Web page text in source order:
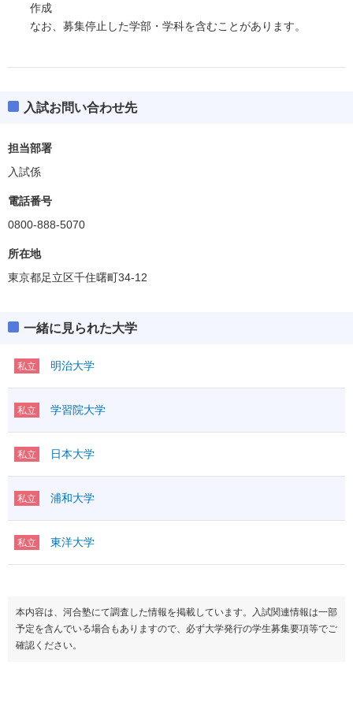
作成
なお、募集停止した学部・学科を含むことがあります。
入試お問い合わせ先
担当部署
入試係
電話番号
0800-888-5070
所在地
東京都足立区千住曙町34-12
一緒に見られた大学
私立 明治大学
私立 学習院大学
私立 日本大学
私立 浦和大学
私立 東洋大学
本内容は、河合塾にて調査した情報を掲載しています。入試関連情報は一部
予定を含んでいる場合もありますので、必ず大学発行の学生募集要項等でご
確認ください。